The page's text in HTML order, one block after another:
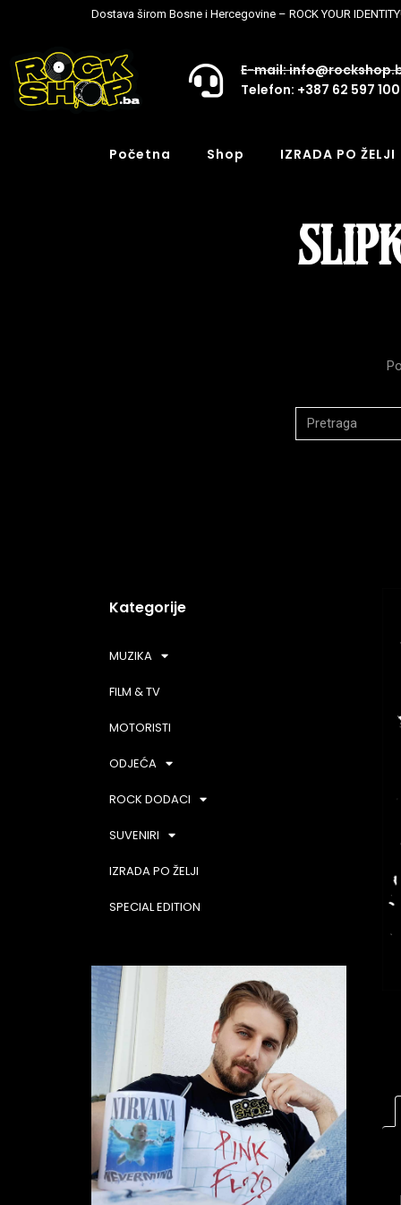
Dostava širom Bosne i Hercegovine – ROCK YOUR
E-mail:
Telefon: +387 62 597 100
Početna Shop IZRADA PO ŽELJI
Kategorije
MUZIKA
FILM & TV
MOTORISTI
ODJEĆA
ROCK DODACI
SUVENIRI
IZRADA PO ŽELJI
SPECIAL EDITION